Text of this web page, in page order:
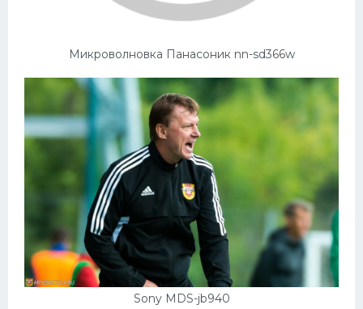
Микроволновка Панасоник nn-sd366w
Sony MDS-jb940